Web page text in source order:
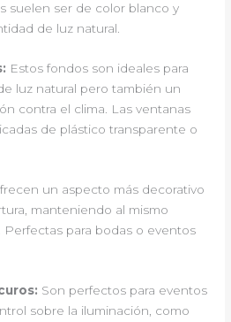
suelen ser de color blanco y
de luz natural.
Estos fondos son ideales para
luz natural pero también un
contra el clima. Las ventanas
de plástico transparente o
un aspecto más decorativo
manteniendo al mismo
para bodas o eventos
Son perfectos para eventos
sobre la iluminación, como